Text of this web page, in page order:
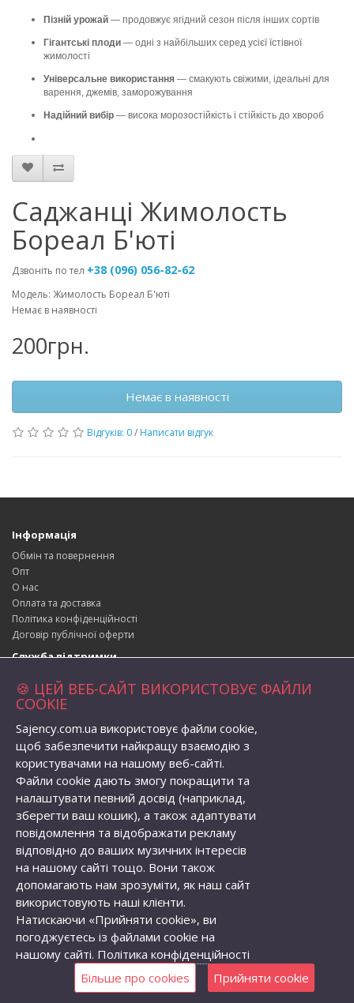
Пізній урожай — продовжує ягідний сезон після інших сортів
Гігантські плоди — одні з найбільших серед усієї їстівної
жимолості
Універсальне використання — смакують свіжими, ідеальні для
варення, джемів, заморожування
Надійний вибір — висока морозостійкість і стійкість до хвороб
Саджанці Жимолость
Бореал Б'юті
Дзвоніть по тел +38 (096) 056-82-62
Модель: Жимолость Бореал Б'юті
Немає в наявності
200грн.
Немає в наявності
Відгуків: 0/ Написати відгук
Інформація
Обмін та повернення
Опт
О нас
Оплата та доставка
Політика конфіденційності
Договір публічної оферти
Служба підтримки
Повернення товару
Карта сайту
Адреса магазина
вул. Набережна 1, село Бабичівка,
Глобинська територіальна громада, Кременчуцький район,
Полтавська область, Україна, індекс: 39073
Телефон:+38 (096) 056-82-62
Email:semenovolodymyr@gmail.com
Особистий кабінет
Особистий кабінет
Історія замовлень
Закладки
Розсилка новин
Саджанці Плодових Дерев Україна © 2026. Розробка та просування
Roman Malyshev
🍪 ЦЕЙ ВЕБ-САЙТ ВИКОРИСТОВУЄ ФАЙЛИ
COOKIE
Sajency.com.ua використовує файли cookie,
щоб забезпечити найкращу взаємодію з
користувачами на нашому веб-сайті.
Файли cookie дають змогу покращити та
налаштувати певний досвід (наприклад,
зберегти ваш кошик), а також адаптувати
повідомлення та відображати рекламу
відповідно до ваших музичних інтересів
на нашому сайті тощо. Вони також
допомагають нам зрозуміти, як наш сайт
використовують наші клієнти.
Натискаючи «Прийняти cookie», ви
погоджуєтесь із файлами cookie на
нашому сайті. Політика конфіденційності
Більше про cookies
Прийняти cookie